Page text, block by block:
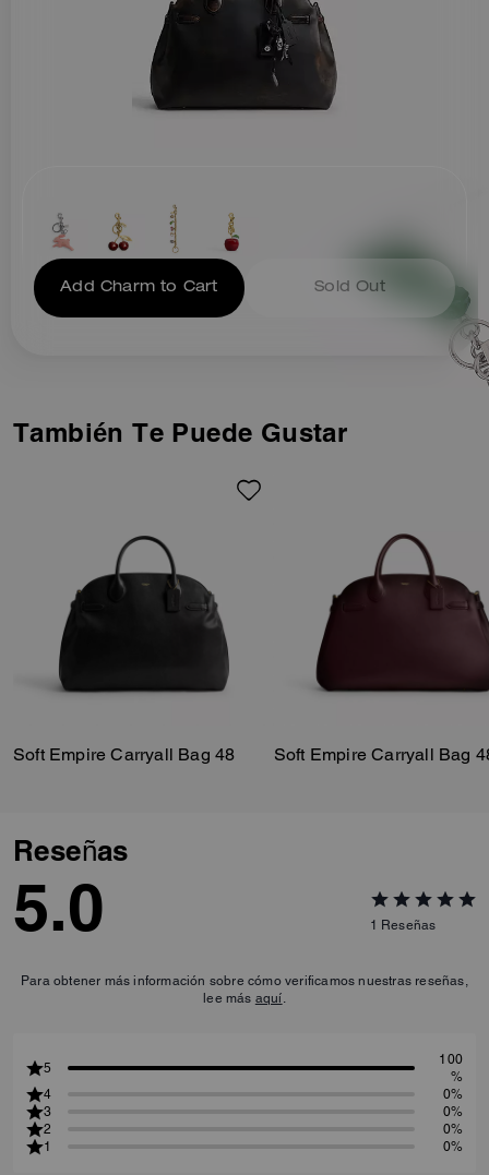
distintivos de Coach, un cierre
superior de cremallera y
hebillas interiores para expandir
los fuelles laterales y aumentar
la capacidad, puedes llevarlo
por las asas superiores o
Add Charm to Cart Sold Out
También Te Puede Gustar
Soft Empire Carryall Bag 48 Soft Empire Carryall Bag
Reseñas
5.0 1 Reseñas
Para obtener más información sobre cómo verificamos nuestras reseñas,
lee más aquí
5
100
%
4
0%
3
0%
2
0%
1
0%